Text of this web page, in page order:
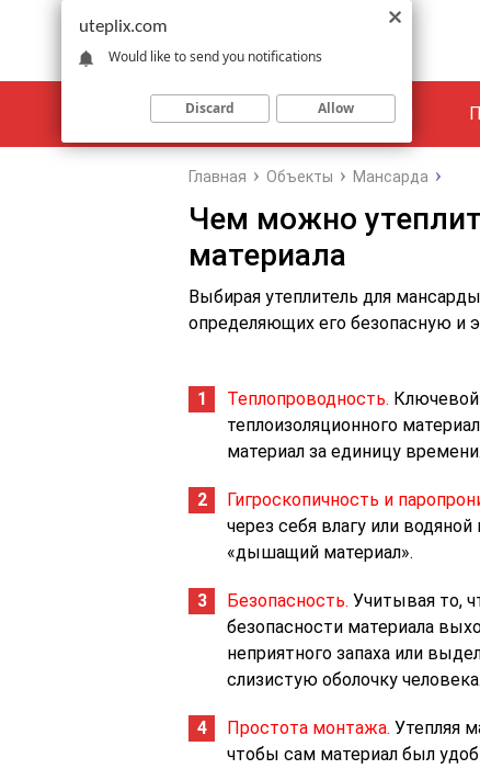
Материалы Объекты
Главная Объекты Мансарда
Чем можно
материала
Выбирая утеплитель для
определяющих его безопасную и
Теплопроводность. Ключевой
теплоизоляционного
материал за единицу
Гигроскопичность и
через себя влагу или
«дышащий материал».
Безопасность. Учитывая то,
безопасности материала
неприятного запаха или
слизистую оболочку человека.
Простота монтажа. Утепляя
чтобы сам материал был
uteplix.com
Would like to send you notifications
Discard Allow